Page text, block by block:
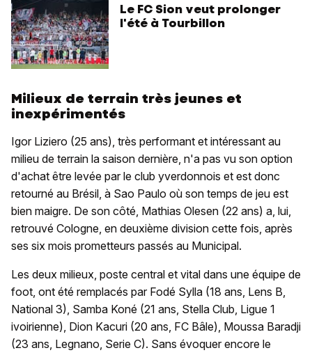
Le FC Sion veut prolonger
l'été à Tourbillon
Milieux de terrain très jeunes et
inexpérimentés
Igor Liziero (25 ans), très performant et intéressant au
milieu de terrain la saison dernière, n'a pas vu son option
d'achat être levée par le club yverdonnois et est donc
retourné au Brésil, à Sao Paulo où son temps de jeu est
bien maigre. De son côté, Mathias Olesen (22 ans) a, lui,
retrouvé Cologne, en deuxième division cette fois, après
ses six mois prometteurs passés au Municipal.
Les deux milieux, poste central et vital dans une équipe de
foot, ont été remplacés par Fodé Sylla (18 ans, Lens B,
National 3), Samba Koné (21 ans, Stella Club, Ligue 1
ivoirienne), Dion Kacuri (20 ans, FC Bâle), Moussa Baradji
(23 ans, Legnano, Serie C). Sans évoquer encore le